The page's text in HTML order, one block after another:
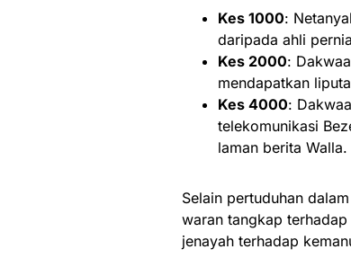
Kes 1000:
daripada ahli
Kes 2000:
mendapatkan
Kes 4000:
telekomunikasi
laman berita Walla.
Selain pertuduhan
waran tangkap
jenayah terhadap